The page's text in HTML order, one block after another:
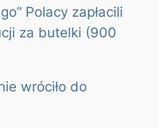
Polacy zapłacili
za butelki (900
wróciło do